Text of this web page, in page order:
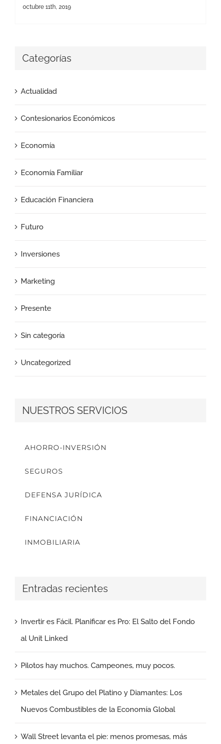
octubre 11th, 2019
Categorías
Actualidad
Contesionarios Económicos
Economía
Economía Familiar
Educación Financiera
Futuro
Inversiones
Marketing
Presente
Sin categoría
Uncategorized
NUESTROS SERVICIOS
AHORRO-INVERSIÓN
SEGUROS
DEFENSA JURÍDICA
FINANCIACIÓN
INMOBILIARIA
Entradas recientes
Invertir es Fácil. Planificar es Pro: El Salto del Fondo
al Unit Linked
Pilotos hay muchos. Campeones, muy pocos.
Metales del Grupo del Platino y Diamantes: Los
Nuevos Combustibles de la Economía Global
Wall Street levanta el pie: menos promesas, más